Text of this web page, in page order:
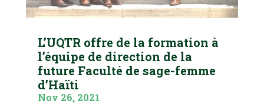
L’UQTR offre de la formation à
l’équipe de direction de la
future Faculté de sage-femme
d’Haïti
Nov 26, 2021